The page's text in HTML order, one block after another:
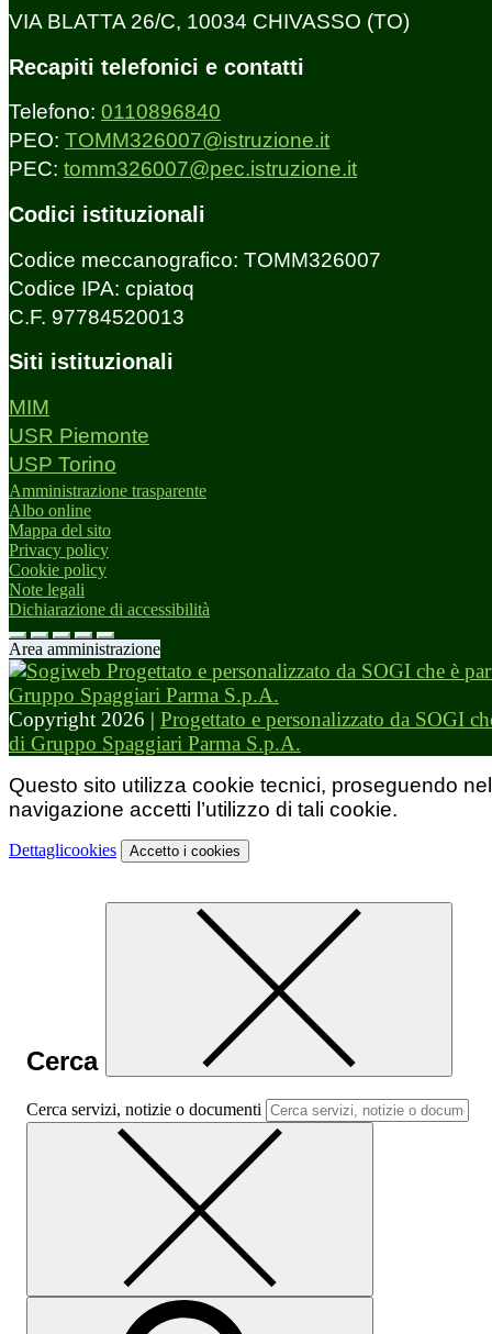
VIA BLATTA 26/C, 10034 CHIVASSO (TO)
Recapiti telefonici e contatti
Telefono: 0110896840
PEO: TOMM326007@istruzione.it
PEC: tomm326007@pec.istruzione.it
Codici istituzionali
Codice meccanografico: TOMM326007
Codice IPA: cpiatoq
C.F. 97784520013
Siti istituzionali
MIM
USR Piemonte
USP Torino
Amministrazione trasparente
Albo online
Mappa del sito
Privacy policy
Cookie policy
Note legali
Dichiarazione di accessibilità
Area amministrazione
Copyright 2026 | Progettato e personalizzato da SOGI
di Gruppo Spaggiari Parma S.p.A.
Questo sito utilizza cookie tecnici, proseguendo
navigazione accetti l’utilizzo di tali cookie.
Dettaglicookies Accetto i cookies
Cerca
Cerca servizi, notizie o documenti